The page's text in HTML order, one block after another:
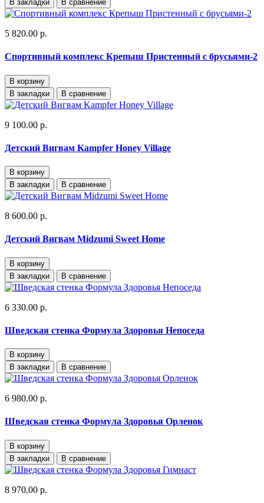
В закладки В сравнение
5 820.00 р.
Спортивный комплекс Крепыш Пристенный с брусьями-2
В корзину
В закладки
В сравнение
9 100.00 р.
Детский Вигвам Kampfer Honey Village
В корзину
В закладки
В сравнение
8 600.00 р.
Детский Вигвам Midzumi Sweet Home
В корзину
В закладки
В сравнение
6 330.00 р.
Шведская стенка Формула Здоровья Непоседа
В корзину
В закладки
В сравнение
6 980.00 р.
Шведская стенка Формула Здоровья Орленок
В корзину
В закладки
В сравнение
8 970.00 р.